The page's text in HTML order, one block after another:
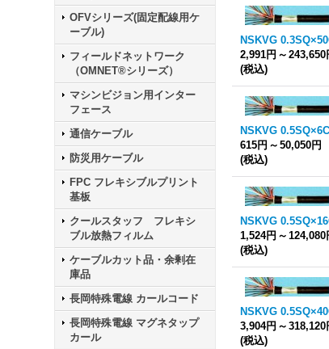
OFVシリーズ(固定配線用ケ
ーブル)
フィールドネットワーク
（OMNET®シリーズ）
マシンビジョン用インター
フェース
通信ケーブル
防災用ケーブル
FPC フレキシブルプリント
基板
クールスタッフ フレキシ
ブル放熱フィルム
ケーブルカット品・余剰在
庫品
長岡特殊電線 カールコード
長岡特殊電線 マグネタップ
カール
NSKVG
2,991円 ～ 243,650
(税込)
NSKVG 0.5SQ×6C
615円 ～ 50,050円
(税込)
NSKVG
1,524円 ～ 124,080
(税込)
NSKVG
3,904円 ～ 318,120
(税込)